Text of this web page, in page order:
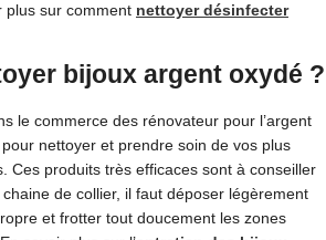
plus sur comment nettoyer désinfecter
bijoux argent oxydé ?
le commerce des rénovateur pour l’argent
nettoyer et prendre soin de vos plus
Ces produits très efficaces sont à conseiller
de collier, il faut déposer légèrement
et frotter tout doucement les zones